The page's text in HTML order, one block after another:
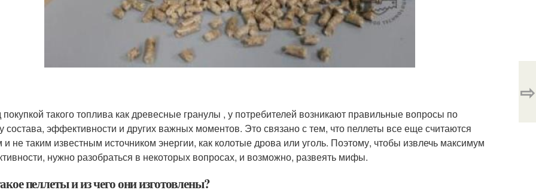
такого топлива как древесные гранулы , у потребителей возникают правильные вопросы по
состава, эффективности и других важных моментов. Это связано с тем, что пеллеты все еще считаются
не таким известным источником энергии, как колотые дрова или уголь. Поэтому, чтобы извлечь максимум
нужно разобраться в некоторых вопросах, и возможно, развеять мифы.
пеллеты и из чего они изготовлены?
⇨